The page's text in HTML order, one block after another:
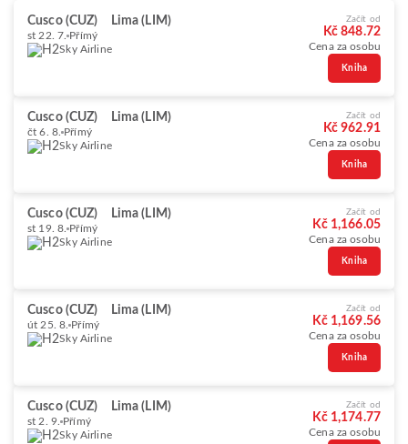
Cusco (CUZ) Lima (LIM)
st 22. 7. Přímý
Sky Airline
Začít od
Kč 848.72
Cena za osobu
Kniha
Cusco (CUZ) Lima (LIM)
čt 6. 8. Přímý
Sky Airline
Začít od
Kč 962.91
Cena za osobu
Kniha
Cusco (CUZ) Lima (LIM)
st 19. 8. Přímý
Sky Airline
Začít od
Kč 1,166.05
Cena za osobu
Kniha
Cusco (CUZ) Lima (LIM)
út 25. 8. Přímý
Sky Airline
Začít od
Kč 1,169.56
Cena za osobu
Kniha
Cusco (CUZ) Lima (LIM)
st 2. 9. Přímý
Sky Airline
Začít od
Kč 1,174.77
Cena za osobu